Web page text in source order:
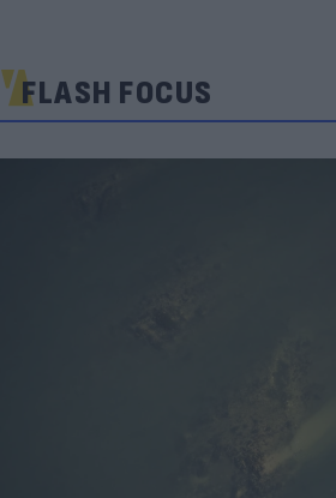
FLASH FOCUS